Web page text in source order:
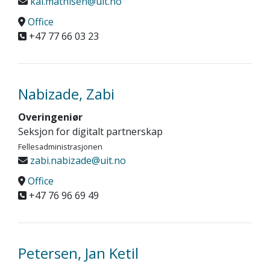
Office
+47 77 66 03 23
Nabizade, Zabi
Overingeniør
Seksjon for digitalt partnerskap
Fellesadministrasjonen
zabi.nabizade@uit.no
Office
+47 76 96 69 49
Petersen, Jan Ketil